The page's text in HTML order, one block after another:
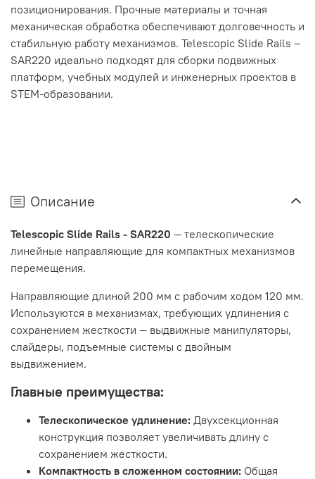
позиционирования. Прочные материалы и точная
механическая обработка обеспечивают долговечность и
стабильную работу механизмов. Telescopic Slide Rails –
SAR220 идеально подходят для сборки подвижных
платформ, учебных модулей и инженерных проектов в
STEM-образовании.
Описание
Telescopic Slide Rails - SAR220 — телескопические
линейные направляющие для компактных механизмов
перемещения.
Направляющие длиной 200 мм с рабочим ходом 120 мм.
Используются в механизмах, требующих удлинения с
сохранением жесткости — выдвижные манипуляторы,
слайдеры, подъемные системы с двойным
выдвижением.
Главные преимущества:
Телескопическое удлинение: Двухсекционная
конструкция позволяет увеличивать длину с
сохранением жесткости.
Компактность в сложенном состоянии: Общая